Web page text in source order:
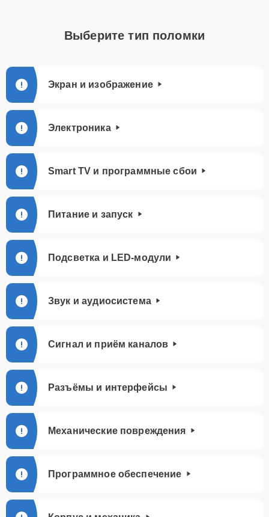
Выберите тип поломки
Экран и изображение
Электроника
Smart TV и программные сбои
Питание и запуск
Подсветка и LED-модули
Звук и аудиосистема
Сигнал и приём каналов
Разъёмы и интерфейсы
Механические повреждения
Программное обеспечение